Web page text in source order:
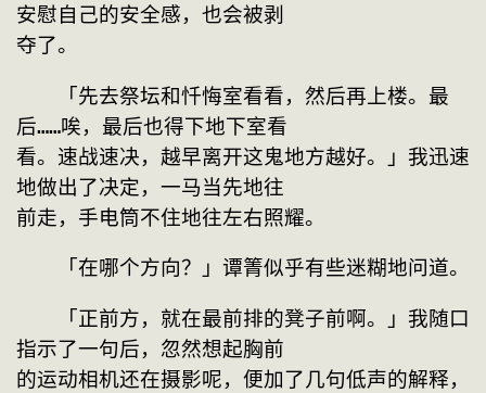
安慰自己的安全感，也会被剥
夺了。
「先去祭坛和忏悔室看看，然后再上楼。最
后……唉，最后也得下地下室看
看。速战速决，越早离开这鬼地方越好。」我迅速
地做出了决定，一马当先地往
前走，手电筒不住地往左右照耀。
「在哪个方向？」谭箐似乎有些迷糊地问道。
「正前方，就在最前排的凳子前啊。」我随口
指示了一句后，忽然想起胸前
的运动相机还在摄影呢，便加了几句低声的解释，